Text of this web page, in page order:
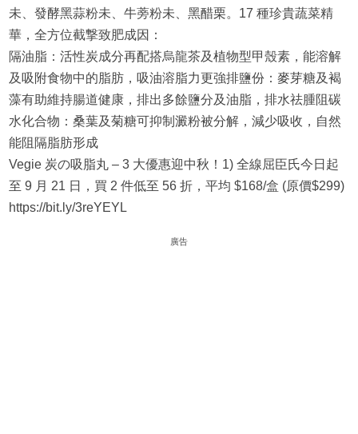
未、發酵黑蒜粉未、牛蒡粉未、黑醋栗。17 種珍貴蔬菜精
華，全方位截撃致肥成因：
隔油脂：活性炭成分再配搭烏龍茶及植物型甲殼素，能溶解
及吸附食物中的脂肪，吸油溶脂力更強排鹽份：麥芽糖及褐
藻有助維持腸道健康，排出多餘鹽分及油脂，排水祛腫阻碳
水化合物：桑葉及菊糖可抑制澱粉被分解，減少吸收，自然
能阻隔脂肪形成
Vegie 炭の吸脂丸 – 3 大優惠迎中秋！1) 全線屈臣氏今日起
至 9 月 21 日，買 2 件低至 56 折，平均 $168/盒 (原價$299)
https://bit.ly/3reYEYL
廣告